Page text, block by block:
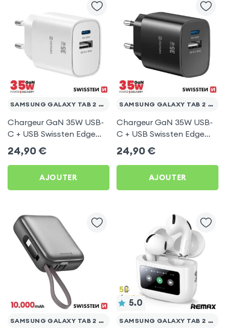
SAMSUNG GALAXY TAB 2 10.1 WI-FI P5110
Chargeur GaN 35W USB-
C + USB Swissten Edge
Blanc pour Samsung
Galaxy Tab 2 10.1 Wi-Fi
P5110
24,90 €
AJOUTER
SAMSUNG GALAXY TAB 2 10.1 WI-FI P5110
Chargeur GaN 35W USB-
C + USB Swissten Edge
Noir pour Samsung
Galaxy Tab 2 10.1 Wi-Fi
P5110
24,90 €
AJOUTER
SAMSUNG GALAXY TAB 2 10.1 WI-FI P5110
5.0
SAMSUNG GALAXY TAB 2 10.1 WI-FI P5110